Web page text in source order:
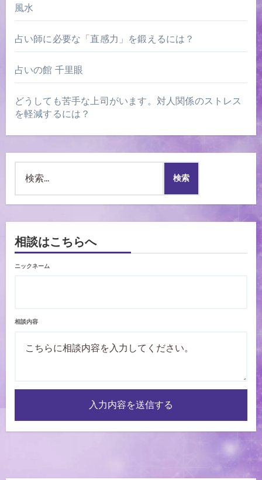
ン
風水
占い師に必要な「直感力」を鍛えるには？
占いの館 千里眼
どうしても苦手な上司がいます。対人関係のストレス
を軽減するには？
相談はこちらへ
ニックネーム
相談内容
入力内容を送信する